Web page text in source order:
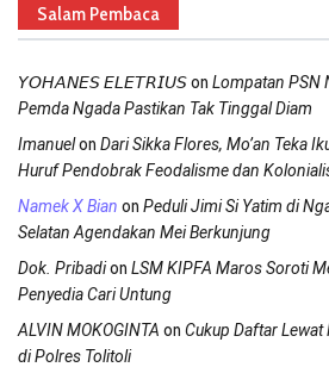
Salam Pembaca
𝘠𝘖𝘏𝘈𝘕𝘌𝘚 𝘌𝘓𝘌𝘛𝘙𝘐𝘜𝘚on Lompatan PSN
Pemda Ngada Pastikan Tak Tinggal Diam
Imanuelon Dari Sikka Flores, Mo’an Teka
Huruf Pendobrak Feodalisme dan
Namek X Bian on Peduli Jimi Si Yatim di
Selatan Agendakan Mei Berkunjung
Dok. Pribadion LSM KIPFA Maros Soroti
Penyedia Cari Untung
ALVIN MOKOGINTA on Cukup Daftar Lewat
di Polres Tolitoli